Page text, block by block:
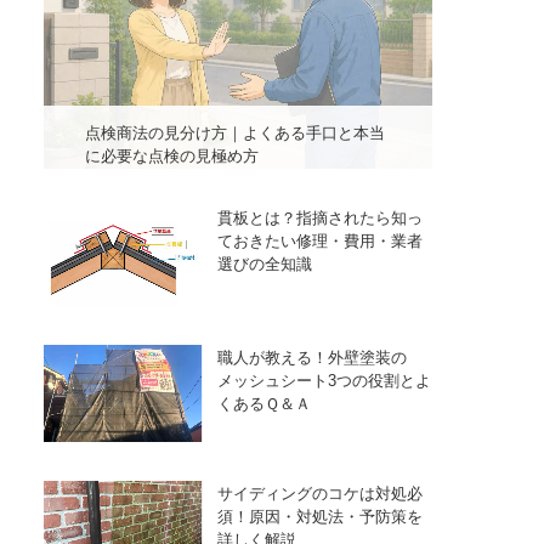
点検商法の見分け方｜よくある手口と本当
に必要な点検の見極め方
貫板とは？指摘されたら知っ
ておきたい修理・費用・業者
選びの全知識
職人が教える！外壁塗装の
メッシュシート3つの役割とよ
くあるＱ＆Ａ
サイディングのコケは対処必
須！原因・対処法・予防策を
詳しく解説